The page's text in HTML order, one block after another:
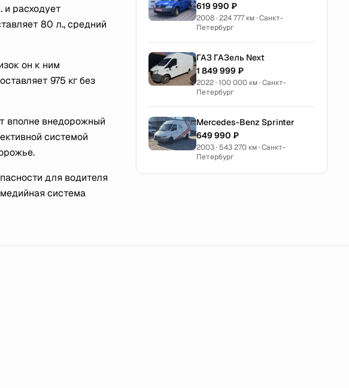
и расходует
80 л., средний
он к ним
975 кг без
вполне внедорожный
системой
для водителя
система
619 990 ₽
2008 · 224 777 км · Санкт-
Петербург
ГАЗ ГАЗель Next
1 849 999 ₽
2022 · 100 000 км · Санкт-
Петербург
Mercedes-Benz Sprinter
649 990 ₽
2003 · 543 270 км · Санкт-
Петербург